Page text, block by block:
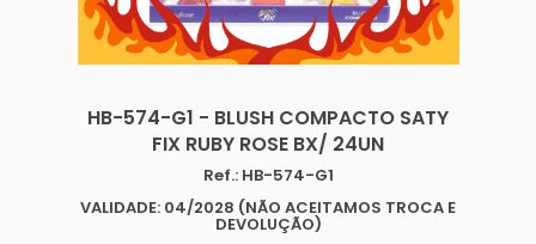
makbelachb@gmail.com
HB-574-G1 - BLUSH COMPACTO SATY
FIX RUBY ROSE BX/ 24UN
Ref.: HB-574-G1
VALIDADE: 04/2028 (NÃO ACEITAMOS TROCA E
DEVOLUÇÃO)